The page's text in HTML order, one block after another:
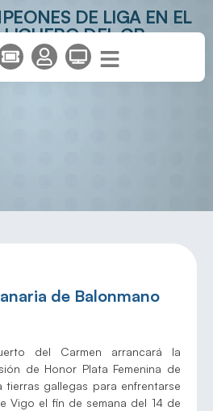
DE LIGA EN EL
DEL CB
DEL CARMEN
de Balonmano
del Carmen arrancará la
de Honor Plata Femenina de
tierras gallegas para enfrentarse
Vigo el fin de semana del 14 de